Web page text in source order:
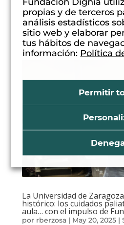
representa la esencia más
acompañar, aliviar y dignificar la
este...
La Universidad de
histórico: los cuidados
aula… con el impulso de
por rberzosa| May 20, 2025|
propias y de terceros
análisis estadísticos
sitio web y elaborar
tus hábitos de
información: Política
Permitir